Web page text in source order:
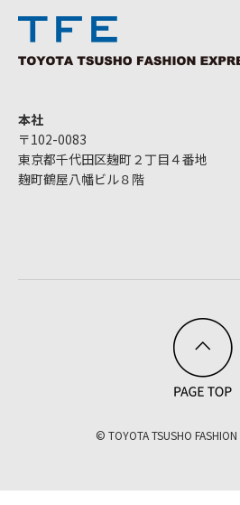
本社
〒102-0083
東京都千代田区麹町２丁目４番地
麹町鶴屋八幡ビル８階
© TOYOTA TSUSHO FASHION